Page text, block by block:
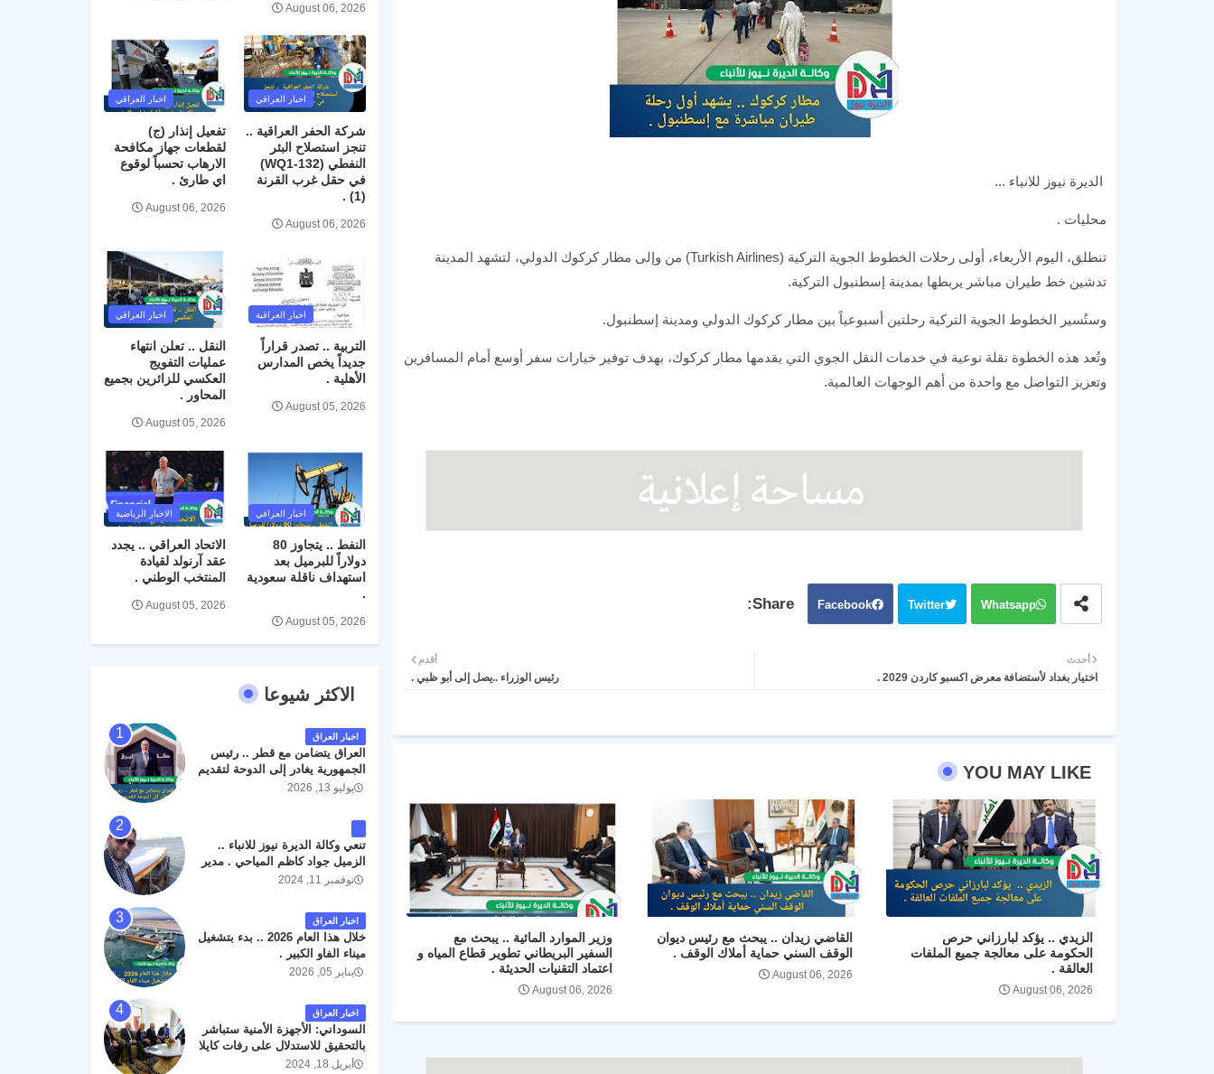
الديرة نيوز للانباء ...
محليات .
تنطلق، اليوم الأربعاء، أولى رحلات الخطوط الجوية التركية (Turkish Airlines) من وإلى مطار كركوك الدولي، لتشهد المدينة
تدشين خط طيران مباشر يربطها بمدينة إسطنبول التركية.
وستُسير الخطوط الجوية التركية رحلتين أسبوعياً بين مطار كركوك الدولي ومدينة إسطنبول.
وتُعد هذه الخطوة نقلة نوعية في خدمات النقل الجوي التي يقدمها مطار كركوك، بهدف توفير خيارات سفر أوسع أمام المسافرين
وتعزيز التواصل مع واحدة من أهم الوجهات العالمية.
Facebook Twitter Whatsapp
أحدث
اختيار بغداد لأستضافة معرض اكسبو كاردن 2029 .
أقدم
رئيس الوزراء ..يصل إلى أبو ظبي .
YOU MAY LIKE
الزيدي .. يؤكد لبارزاني حرص
الحكومة على معالجة جميع الملفات
العالقة .
August 06, 2026
القاضي زيدان .. يبحث مع رئيس ديوان
الوقف السني حماية أملاك الوقف .
August 06, 2026
وزير الموارد المائية .. يبحث مع
السفير البريطاني تطوير قطاع المياه و
اعتماد التقنيات الحديثة .
August 06, 2026
August 06, 2026
اخبار العراقي
شركة الحفر العراقية ..
تنجز استصلاح البئر
النفطي (WQ1-132)
في حقل غرب القرنة
(1) .
August 06, 2026
اخبار العراقي
تفعيل إنذار (ج)
لقطعات جهاز مكافحة
الارهاب تحسباً لوقوع
اي طارئ .
August 06, 2026
اخبار العراقية
التربية .. تصدر قراراً
جديداً يخص المدارس
الأهلية .
August 05, 2026
اخبار العراقي
النقل .. تعلن انتهاء
عمليات التفويج
العكسي للزائرين بجميع
المحاور .
August 05, 2026
اخبار العراقي
النفط .. يتجاوز 80
دولاراً للبرميل بعد
استهداف ناقلة سعودية
.
August 05, 2026
الاخبار الرياضية
الاتحاد العراقي .. يجدد
عقد آرنولد لقيادة
المنتخب الوطني .
August 05, 2026
الاكثر شيوعا
اخبار العراق
العراق يتضامن مع قطر .. رئيس
الجمهورية يغادر إلى الدوحة لتقديم
واجب العزاء .
يوليو 13, 2026
تنعي وكالة الديرة نيوز للانباء ..
الزميل جواد كاظم المياحي . مدير
الخطوط الجوية العراقية السابق
البصرة الدولي اليوم الاثنين على
الطريق المؤدي من البوابة
الرئيسة الى صالة المسافرين .
حيث كان سبب الحادث يعود
لتصادم عجلته مع عجلة نوع كيا بنكو
مطار البصرة الدولي . سائلين الله
عز وجل ان يتغمد الفقيد بواسع
رحمته ، و انا لله وانا اليه راجعون .
نوفمبر 11, 2024
اخبار العراق
خلال هذا العام 2026 .. بدء بتشغيل
ميناء الفاو الكبير .
يناير 05, 2026
اخبار العراق
السوداني: الأجهزة الأمنية ستباشر
بالتحقيق للاستدلال على رفات كايلا
مولرأبريل 18, 2024